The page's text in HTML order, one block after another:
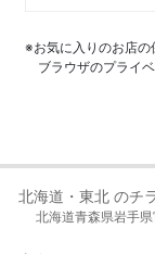
※お気に入りのお店の
ブラウザのプライ
北海道・東北 のチ
北海道青森県岩手県